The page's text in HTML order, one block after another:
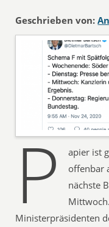
Geschrieben von:
P
apier ist
offenbar
nächste
Ministerpräsidenten